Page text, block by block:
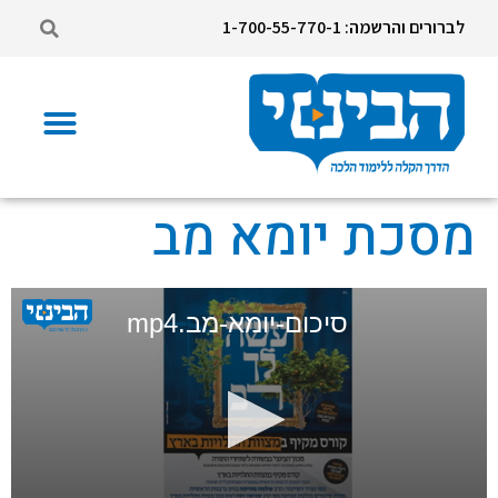
לברורים והרשמה: 1-700-55-770-1
מסכת יומא מב
סיכום-יומא-מב.mp4